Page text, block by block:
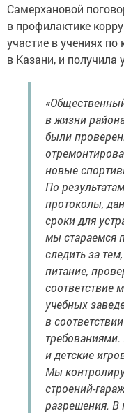
Самерхановой
в профилактике
участие в учениях
в Казани, и получила
в жизни
были
новые
По
протоколы,
сроки для
мы стараемся
следить за
питание,
соответствие
учебных
в
и детские
Мы
строений-
разрешения. В